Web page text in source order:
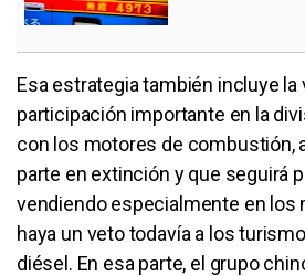
Esa estrategia también incluye la
participación importante en la
con los motores de combustión,
parte en extinción y que seguirá
vendiendo especialmente en los
haya un veto todavía a los
diésel. En esa parte, el grupo